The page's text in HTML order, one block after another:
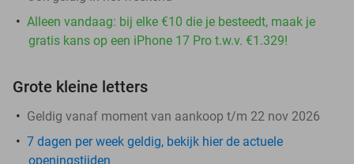
Alleen vandaag: bij elke €10 die je besteedt, maak je
gratis kans op een iPhone 17 Pro t.w.v. €1.329!
Grote kleine letters
Geldig vanaf moment van aankoop t/m 22 nov 2026
7 dagen per week geldig, bekijk hier de actuele
openingstijden